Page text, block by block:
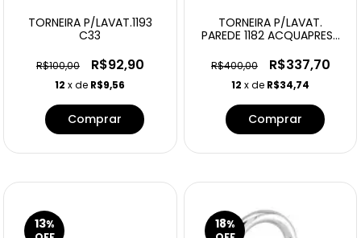
TORNEIRA P/LAVAT.1193
C33
R$100,00 R$92,90
12 x de R$9,56
TORNEIRA P/LAVAT.
PAREDE 1182 ACQUAPRESS
R$400,00 R$337,70
12 x de R$34,74
13%
18%